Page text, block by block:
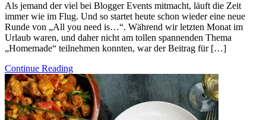
Als jemand der viel bei Blogger Events mitmacht, läuft die Zeit
immer wie im Flug. Und so startet heute schon wieder eine neue
Runde von „All you need is…“. Während wir letzten Monat im
Urlaub waren, und daher nicht am tollen spannenden Thema
„Homemade“ teilnehmen konnten, war der Beitrag für […]
Continue Reading